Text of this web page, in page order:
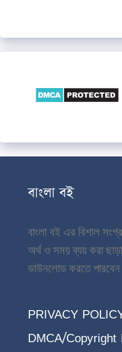
বাংলা বই
বাংলা বই এর বিশাল
অর্থ ও সময় ব্যয় করা
ডাউনলোড করতে
PRIVACY
DMCA/Copyright